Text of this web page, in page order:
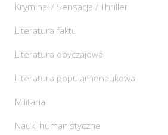
Kryminał / Sensacja / Thriller
Literatura faktu
Literatura obyczajowa
Literatura popularnonaukowa
Militaria
Nauki humanistyczne